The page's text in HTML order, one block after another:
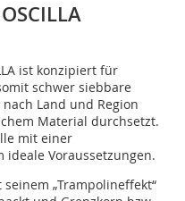
ist konzipiert für
schwer siebbare
Land und Region
Material durchsetzt.
mit einer
ideale Voraussetzungen.
„Trampolineffekt“